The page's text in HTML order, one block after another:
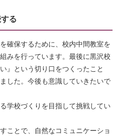
る
確保するために、校内中間教室を
みを行っています。最後に黒沢校
』という切り口をつくったこと
した。今後も意識していきたいで
学校づくりを目指して挑戦してい
ことで、自然なコミュニケーショ